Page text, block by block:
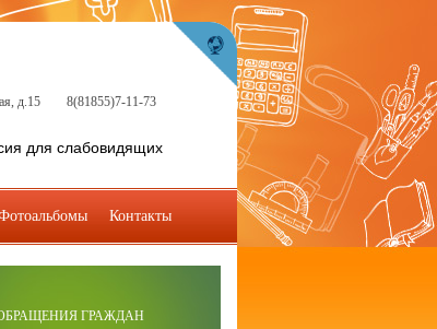
ГРАЖДАН
д.15 8(81855)7-11-73
для слабовидящих
Контакты